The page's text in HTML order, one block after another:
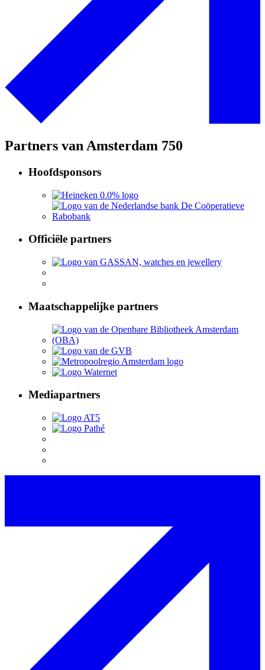
Partners van Amsterdam 750
Hoofdsponsors
Officiële partners
Maatschappelijke partners
Mediapartners